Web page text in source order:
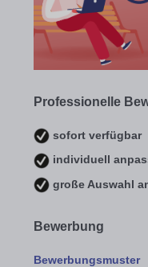
Professionelle
sofort verfügbar
individuell
große Auswahl
Bewerbung
Bewerbungsmuster